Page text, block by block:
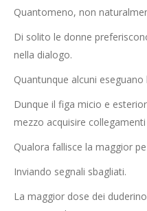
Quantomeno, non
Di solito le donne
nella dialogo.
Quantunque alcuni
Dunque il figa micio e
mezzo acquisire
Qualora fallisce la maggior
Inviando segnali sbagliati.
La maggior dose dei